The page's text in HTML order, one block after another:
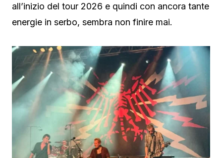
all’inizio del tour 2026 e quindi con ancora tante
energie in serbo, sembra non finire mai.